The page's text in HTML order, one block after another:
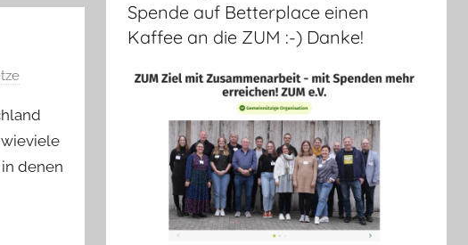
denen
Spende auf Betterplace einen
Kaffee an die ZUM :-) Danke!